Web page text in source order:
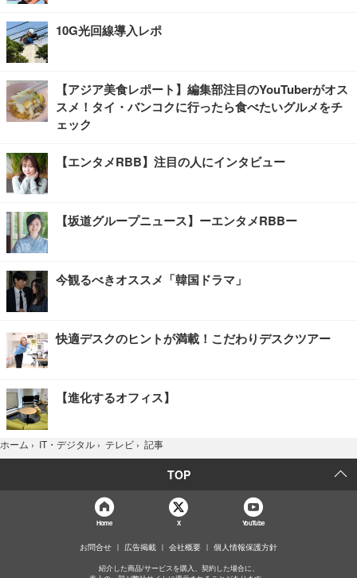
10G光回線導入レポ
【アジア美食レポート】編集部注目のYouTuberがオス
スメ！タイ・バンコクに行ったら食べたいグルメをチ
ェック
【エンタメRBB】注目の人にインタビュー
【坂道グループニュース】ーエンタメRBBー
今観るべきオススメ「韓国ドラマ」
快適デスクのヒントが満載！こだわりデスクツアー
【進化するオフィス】
ホーム › IT・デジタル › テレビ › 記事
TOP
Home X YouTube
お問合せ 広告掲載 会社概要 個人情報保護方針
紹介した商品/サービスを購入、契約した場合に、